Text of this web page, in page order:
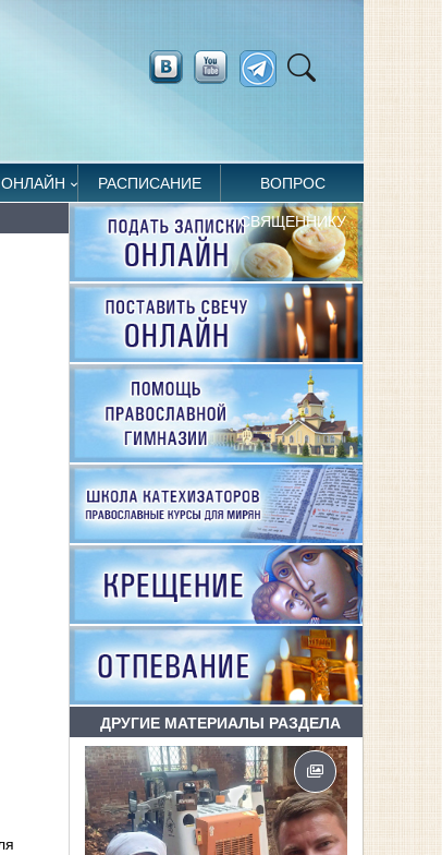
РАСПИСАНИЕ ВОПРОС
СВЯЩЕННИКУ
ДРУГИЕ МАТЕРИАЛЫ РАЗДЕЛА